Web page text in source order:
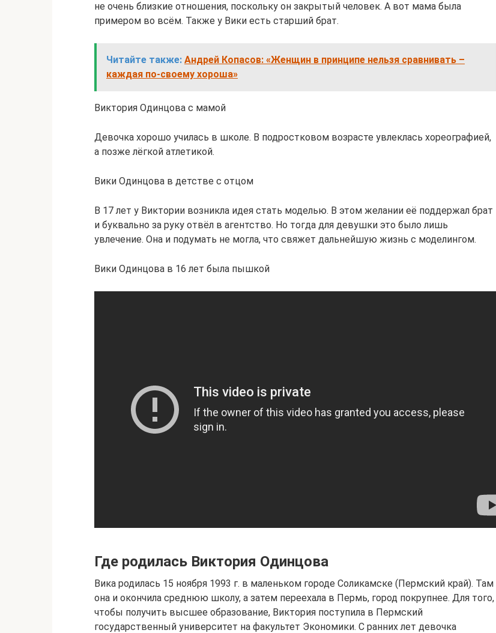
не очень близкие отношения, поскольку он закрытый человек. А вот мама была
примером во всём. Также у Вики есть старший брат.
Читайте также: Андрей Копасов: «Женщин в принципе нельзя сравнивать –
каждая по-своему хороша»
Виктория Одинцова с мамой
Девочка хорошо училась в школе. В подростковом возрасте увлеклась хореографией,
а позже лёгкой атлетикой.
Вики Одинцова в детстве с отцом
В 17 лет у Виктории возникла идея стать моделью. В этом желании её поддержал брат
и буквально за руку отвёл в агентство. Но тогда для девушки это было лишь
увлечение. Она и подумать не могла, что свяжет дальнейшую жизнь с моделингом.
Вики Одинцова в 16 лет была пышкой
Где родилась Виктория Одинцова
Вика родилась 15 ноября 1993 г. в маленьком городе Соликамске (Пермский край). Там
она и окончила среднюю школу, а затем переехала в Пермь, город покрупнее. Для того,
чтобы получить высшее образование, Виктория поступила в Пермский
государственный университет на факультет Экономики. С ранних лет девочка